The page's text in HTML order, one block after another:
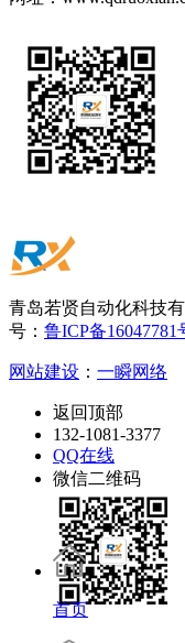
青岛若贤自动化科技
号： 鲁ICP备16047781
网站建设 ： 一瞬网络
返回顶部
132-1081-3377
QQ在线
微信二维码
首页